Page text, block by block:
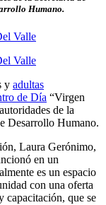
Humano.
y adultas
de Día “Virgen
de la
Desarrollo Humano.
Laura Gerónimo,
en un
es un espacio
con una oferta
capacitación, que se